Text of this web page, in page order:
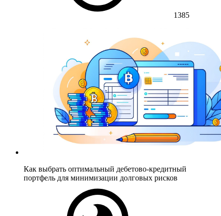
1385
Как выбрать оптимальный дебетово-кредитный
портфель для минимизации долговых рисков